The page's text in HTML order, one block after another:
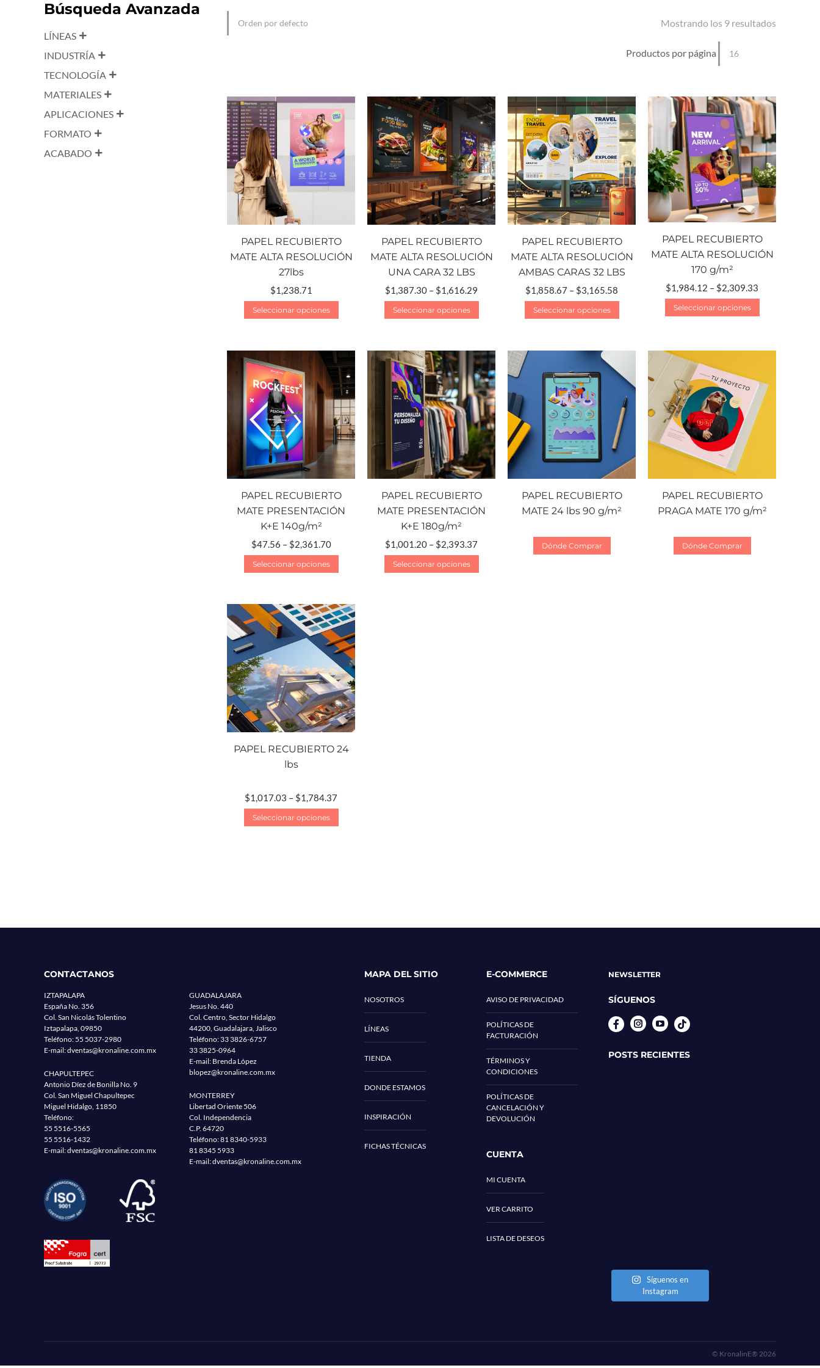
Mostrando los 9 resultados
Productos por página
PAPEL RECUBIERTO
MATE ALTA RESOLUCIÓN
27lbs
$1,238.71
Seleccionar opciones
PAPEL RECUBIERTO
MATE ALTA RESOLUCIÓN
UNA CARA 32 LBS
$1,387.30 – $1,616.29
Seleccionar opciones
PAPEL RECUBIERTO
MATE ALTA RESOLUCIÓN
AMBAS CARAS 32 LBS
$1,858.67 – $3,165.58
Seleccionar opciones
PAPEL RECUBIERTO
MATE ALTA RESOLUCIÓN
170 g/m²
$1,984.12 – $2,309.33
Seleccionar opciones
PAPEL RECUBIERTO
MATE PRESENTACIÓN
K+E 140g/m²
$47.56 – $2,361.70
Seleccionar opciones
PAPEL RECUBIERTO
MATE PRESENTACIÓN
K+E 180g/m²
$1,001.20 – $2,393.37
Seleccionar opciones
PAPEL RECUBIERTO
MATE 24 lbs 90 g/m²
Dónde Comprar
PAPEL RECUBIERTO
PRAGA MATE 170 g/m²
Dónde Comprar
PAPEL RECUBIERTO 24
lbs
$1,017.03 – $1,784.37
Seleccionar opciones
Búsqueda Avanzada
LÍNEAS
INDUSTRÍA
TECNOLOGÍA
MATERIALES
APLICACIONES
FORMATO
ACABADO
CONTACTANOS
IZTAPALAPA
España No. 356
Col. San Nicolás Tolentino
Iztapalapa, 09850
Teléfono: 55 5037-2980
E-mail:dventas@kronaline.com.mx
CHAPULTEPEC
Antonio Díez de Bonilla No. 9
Col. San Miguel Chapultepec
Miguel Hidalgo, 11850
Teléfono:
55 5516-5565
55 5516-1432
E-mail:dventas@kronaline.com.mx
GUADALAJARA
Jesus No. 440
Col. Centro, Sector Hidalgo
44200, Guadalajara, Jalisco
Teléfono: 33 3826-6757
33 3825-0964
E-mail: Brenda López
blopez@kronaline.com.mx
MONTERREY
Libertad Oriente 506
Col. Independencia
C.P. 64720
Teléfono:81 8340-5933
81 8345 5933
E-mail:dventas@kronaline.com.mx
MAPA DEL SITIO
NOSOTROS
LÍNEAS
TIENDA
DONDE ESTAMOS
INSPIRACIÓN
FICHAS TÉCNICAS
E-COMMERCE
AVISO DE PRIVACIDAD
POLÍTICAS DE
FACTURACIÓN
TÉRMINOS Y
CONDICIONES
POLÍTICAS DE
CANCELACIÓN Y
DEVOLUCIÓN
CUENTA
MI CUENTA
VER CARRITO
LISTA DE DESEOS
NEWSLETTER
SÍGUENOS
InstagramYouTube
POSTS RECIENTES
Síguenos en
Instagram
© KronalinE® 2026